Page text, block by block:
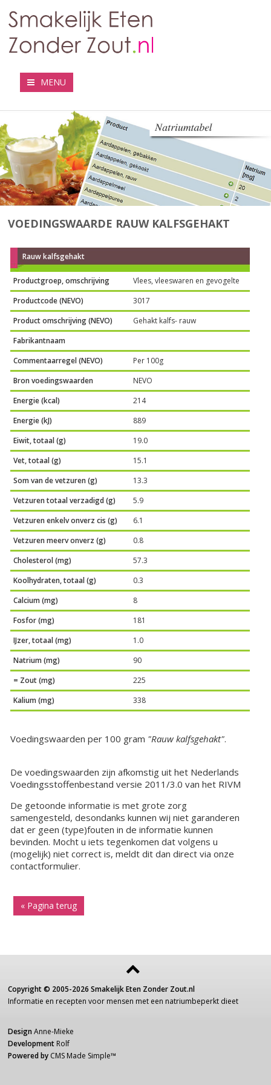
MENU
VOEDINGSWAARDE RAUW KALFSGEHAKT
Rauw kalfsgehakt
Productgroep, omschrijving
Vlees, vleeswaren en gevogelte
Productcode (NEVO)
3017
Product omschrijving (NEVO)
Gehakt kalfs- rauw
Fabrikantnaam
Commentaarregel (NEVO)
Per 100g
Bron voedingswaarden
NEVO
Energie (kcal)
214
Energie (kJ)
889
Eiwit, totaal (g)
19.0
Vet, totaal (g)
15.1
Som van de vetzuren (g)
13.3
Vetzuren totaal verzadigd (g)
5.9
Vetzuren enkelv onverz cis (g)
6.1
Vetzuren meerv onverz (g)
0.8
Cholesterol (mg)
57.3
Koolhydraten, totaal (g)
0.3
Calcium (mg)
8
Fosfor (mg)
181
IJzer, totaal (mg)
1.0
Natrium (mg)
90
= Zout (mg)
225
Kalium (mg)
338
Voedingswaarden per 100 gram "Rauw kalfsgehakt".
De voedingswaarden zijn afkomstig uit het Nederlands
Voedingsstoffenbestand versie 2011/3.0 van het RIVM
De getoonde informatie is met grote zorg
samengesteld, desondanks kunnen wij niet garanderen
dat er geen (type)fouten in de informatie kunnen
bevinden. Mocht u iets tegenkomen dat volgens u
(mogelijk) niet correct is, meldt dit dan direct via onze
contactformulier.
« Pagina terug
Copyright © 2005-2026 Smakelijk Eten Zonder Zout.nl
Informatie en recepten voor mensen met een natriumbeperkt dieet
Design Anne-Mieke
Development Rolf
Powered by CMS Made Simple™